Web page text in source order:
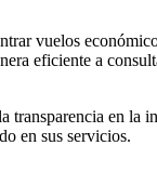
vuelos
eficiente a
transparencia en la
en sus servicios.